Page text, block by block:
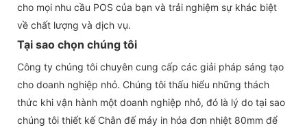
cho mọi nhu cầu POS của bạn và trải nghiệm sự khác biệt
về chất lượng và dịch vụ.
Tại sao chọn chúng tôi
Công ty chúng tôi chuyên cung cấp các giải pháp sáng tạo
cho doanh nghiệp nhỏ. Chúng tôi thấu hiểu những thách
thức khi vận hành một doanh nghiệp nhỏ, đó là lý do tại sao
chúng tôi thiết kế Chân đế máy in hóa đơn nhiệt 80mm để